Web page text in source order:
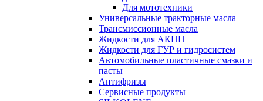
Для мототехники
Универсальные тракторные масла
Трансмиссионные масла
Жидкости для АКПП
Жидкости для ГУР и гидросистем
Автомобильные пластичные смазки и
пасты
Антифризы
Сервисные продукты